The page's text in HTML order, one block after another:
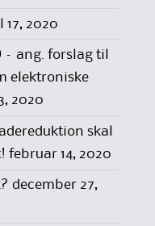
17, 2020
– ang. forslag til
elektroniske
2020
skal
februar 14, 2020
december 27,